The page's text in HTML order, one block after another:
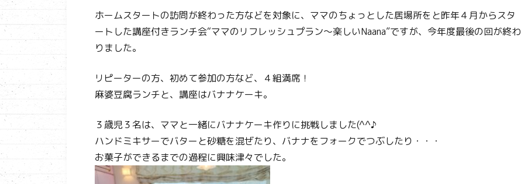
ホームスタートの訪問が終わった方などを対象に、ママのちょっとした居場所をと昨年４月からスタ
ートした講座付きランチ会“ママのリフレッシュプラン～楽しいNaana”ですが、今年度最後の回が終わ
りました。
リピーターの方、初めて参加の方など、４組満席！
麻婆豆腐ランチと、講座はバナナケーキ。
３歳児３名は、ママと一緒にバナナケーキ作りに挑戦しました(^^♪
ハンドミキサーでバターと砂糖を混ぜたり、バナナをフォークでつぶしたり・・・
お菓子ができるまでの過程に興味津々でした。